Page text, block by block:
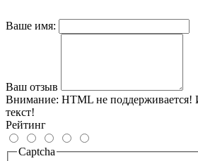
Ваше имя:
Ваш отзыв
Внимание: HTML не поддерживается!
текст!
Рейтинг
Captcha